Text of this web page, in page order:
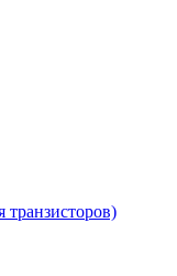
транзисторов)